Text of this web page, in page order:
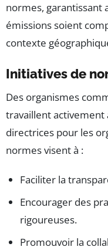
normes, garantissant
émissions soient
contexte
Initiatives de
Des organismes
travaillent activement
directrices pour les
normes visent à :
Faciliter la
Encourager des
rigoureuses.
Promouvoir la